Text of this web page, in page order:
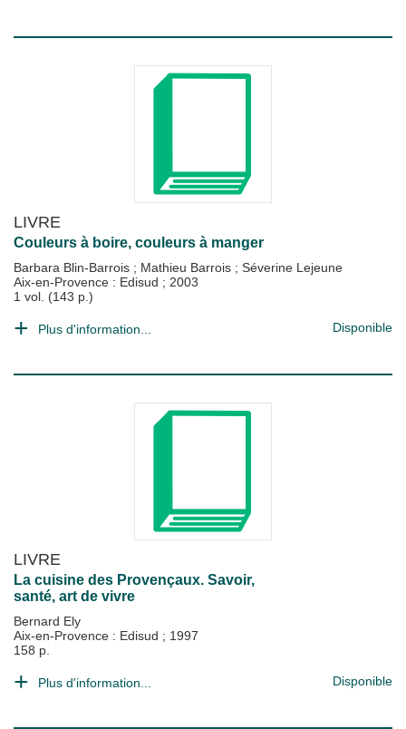
LIVRE
Couleurs à boire, couleurs à manger
Barbara Blin-Barrois ; Mathieu Barrois ; Séverine Lejeune
Aix-en-Provence : Edisud ; 2003
1 vol. (143 p.)
Plus d'information... Disponible
LIVRE
La cuisine des Provençaux. Savoir,
santé, art de vivre
Bernard Ely
Aix-en-Provence : Edisud ; 1997
158 p.
Plus d'information... Disponible